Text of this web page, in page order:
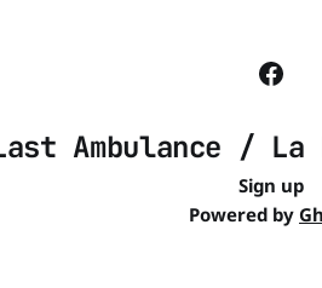
Ambulance / La
Sign up
Powered by